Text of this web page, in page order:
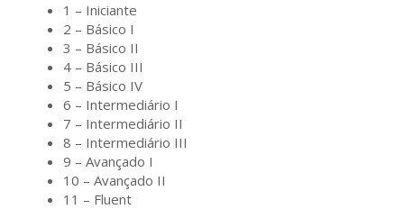
1 – Iniciante
2 – Básico I
3 – Básico II
4 – Básico III
5 – Básico IV
6 – Intermediário I
7 – Intermediário II
8 – Intermediário III
9 – Avançado I
10 – Avançado II
11 – Fluent